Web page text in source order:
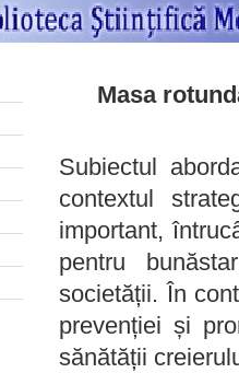
Masa
Subiectul
contextul
important,
pentru
societății. În
prevenției și
sănătății